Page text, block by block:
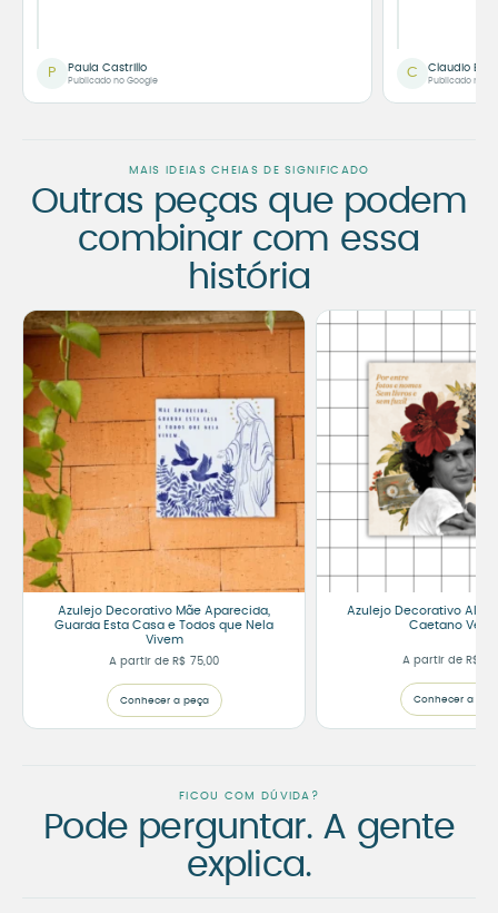
P Paula Castrillo
Publicado no Google
C Claudio
Publicado no
MAIS IDEIAS CHEIAS DE SIGNIFICADO
Outras peças que podem
combinar com essa
história
Azulejo Decorativo Mãe Aparecida,
Guarda Esta Casa e Todos que Nela
Vivem
A partir de R$ 75,00
Conhecer a peça
Azulejo Decorativo
Caetano
A partir de R$
Conhecer a
FICOU COM DÚVIDA?
Pode perguntar. A gente
explica.